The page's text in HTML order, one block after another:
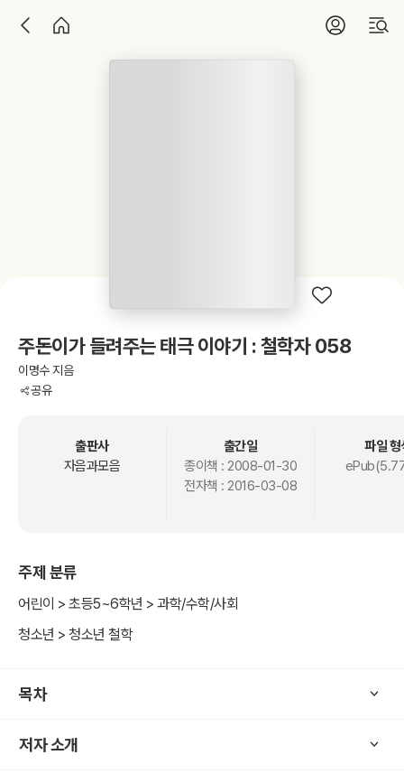
주돈이가 들려주는 태극 이야기 : 철학자 058
이명수 지음
공유
출판사
자음과모음
출간일
종이책 : 2008-01-30
전자책 : 2016-03-08
파일 형
주제 분류
어린이 > 초등5~6학년 > 과학/수학/사회
청소년 > 청소년 철학
목차
저자 소개